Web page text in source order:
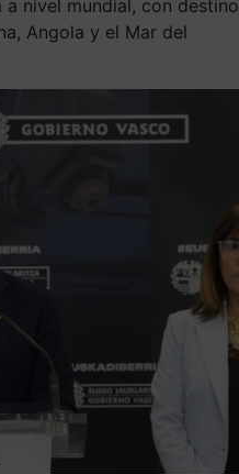
nivel mundial, con destino
Angola y el Mar del